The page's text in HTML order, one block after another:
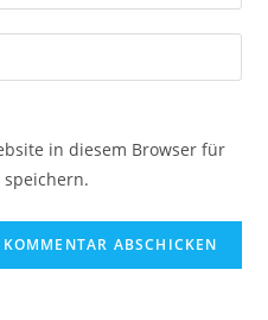
in diesem Browser für